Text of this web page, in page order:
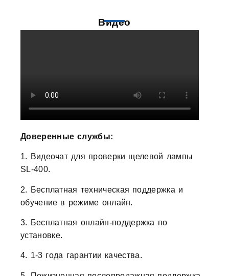
Видео
Доверенные службы:
1. Видеочат для проверки щелевой лампы
SL-400.
2. Бесплатная техническая поддержка и
обучение в режиме онлайн.
3. Бесплатная онлайн-поддержка по
установке.
4. 1-3 года гарантии качества.